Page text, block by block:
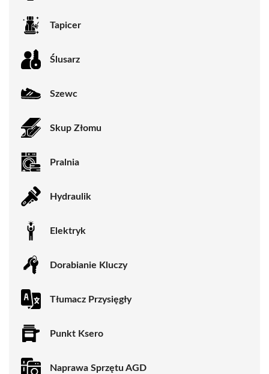
Tapicer
Ślusarz
Szewc
Skup Złomu
Pralnia
Hydraulik
Elektryk
Dorabianie Kluczy
Tłumacz Przysięgły
Punkt Ksero
Naprawa Sprzętu AGD